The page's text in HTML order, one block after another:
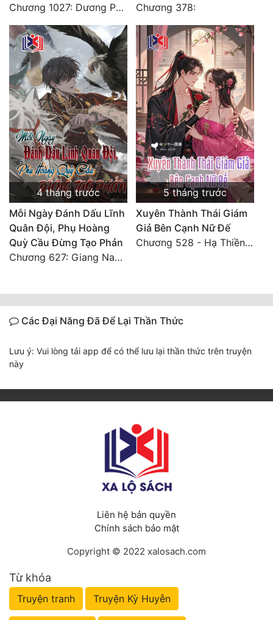
Chương 1027: Dương Phàm! Viễn Hàng!
Chương 378:
4 tháng trước
Mỗi Ngày Đánh Dấu Lĩnh
Quân Đội, Phụ Hoàng
Quỳ Cầu Đừng Tạo Phản
Chương 627: Giang Nam sáu châu càn khôn định
5 tháng trước
Xuyên Thành Thái Giám
Giả Bên Cạnh Nữ Đế
Chương 528 - Hạ Thiền thiên 1
Các Đại Năng Đã Để Lại Thần Thức
Lưu ý: Vui lòng tải app để có thể lưu lại thần thức trên truyện
này
Liên hệ bản quyền
Chính sách bảo mật
Copyright © 2022 xalosach.com
Từ khóa
Truyện tranh Truyện Kỳ Huyễn